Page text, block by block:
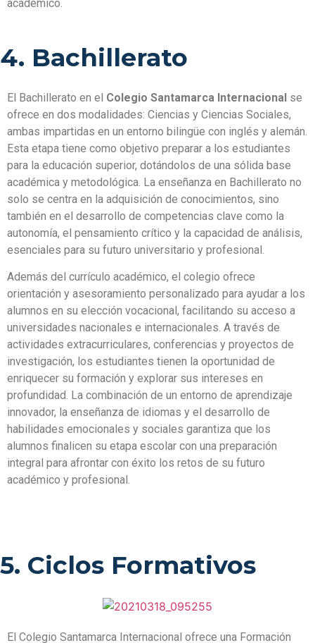
académico.
4. Bachillerato
El Bachillerato en el Colegio Santamarca Internacional se
ofrece en dos modalidades: Ciencias y Ciencias Sociales,
ambas impartidas en un entorno bilingüe con inglés y alemán.
Esta etapa tiene como objetivo preparar a los estudiantes
para la educación superior, dotándolos de una sólida base
académica y metodológica. La enseñanza en Bachillerato no
solo se centra en la adquisición de conocimientos, sino
también en el desarrollo de competencias clave como la
autonomía, el pensamiento crítico y la capacidad de análisis,
esenciales para su futuro universitario y profesional.
Además del currículo académico, el colegio ofrece
orientación y asesoramiento personalizado para ayudar a los
alumnos en su elección vocacional, facilitando su acceso a
universidades nacionales e internacionales. A través de
actividades extracurriculares, conferencias y proyectos de
investigación, los estudiantes tienen la oportunidad de
enriquecer su formación y explorar sus intereses en
profundidad. La combinación de un entorno de aprendizaje
innovador, la enseñanza de idiomas y el desarrollo de
habilidades emocionales y sociales garantiza que los
alumnos finalicen su etapa escolar con una preparación
integral para afrontar con éxito los retos de su futuro
académico y profesional.
5. Ciclos Formativos
El Colegio Santamarca Internacional ofrece una Formación